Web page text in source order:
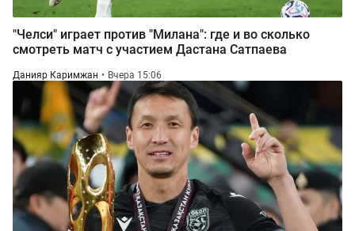
"Челси" играет против "Милана": где и во сколько
смотреть матч с участием Дастана Сатпаева
Данияр Каримжан Вчера 15:06